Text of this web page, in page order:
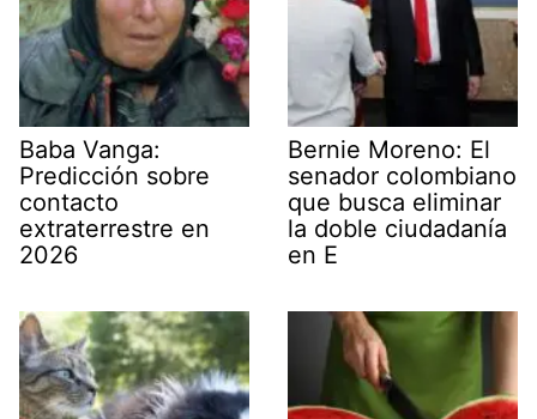
Baba Vanga:
Predicción sobre
contacto
extraterrestre en
2026
Bernie Moreno: El
senador colombiano
que busca eliminar
la doble ciudadanía
en E